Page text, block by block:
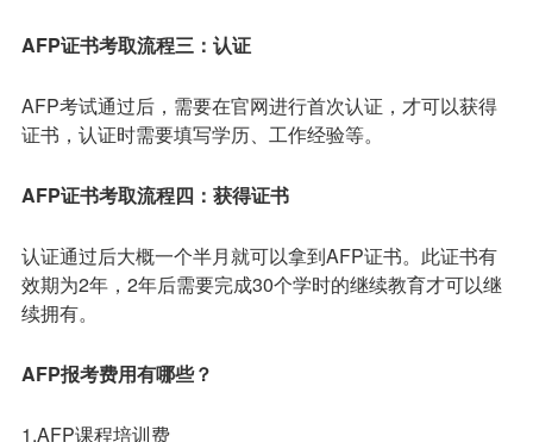
AFP证书考取流程三：认证
AFP考试通过后，需要在官网进行首次认证，才可以获得
证书，认证时需要填写学历、工作经验等。
AFP证书考取流程四：获得证书
认证通过后大概一个半月就可以拿到AFP证书。此证书有
效期为2年，2年后需要完成30个学时的继续教育才可以继
续拥有。
AFP报考费用有哪些？
1.AFP课程培训费